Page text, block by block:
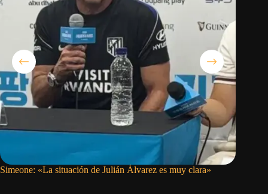
Simeone: «La situación de Julián Álvarez es muy clara»